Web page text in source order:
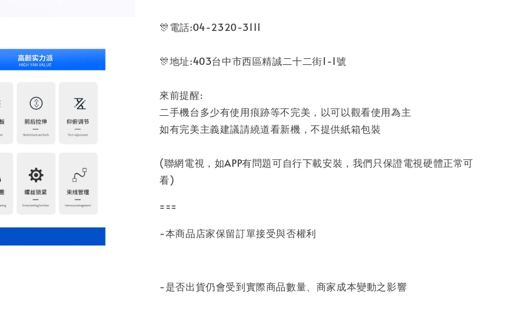
🎊電話:04-2320-3111
🎊地址:403台中市西區精誠二十二街1-1號
來前提醒:
二手機台多少有使用痕跡等不完美，以可以觀看使用為主
如有完美主義建議請繞道看新機，不提供紙箱包裝
(聯網電視，如APP有問題可自行下載安裝，我們只保證電視硬體正常可
看)
===
-本商品店家保留訂單接受與否權利
-是否出貨仍會受到實際商品數量、商家成本變動之影響